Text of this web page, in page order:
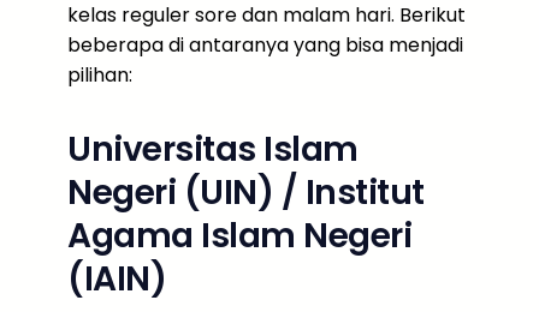
kelas reguler sore dan malam hari. Berikut
beberapa di antaranya yang bisa menjadi
pilihan:
Universitas Islam
Negeri (UIN) / Institut
Agama Islam Negeri
(IAIN)